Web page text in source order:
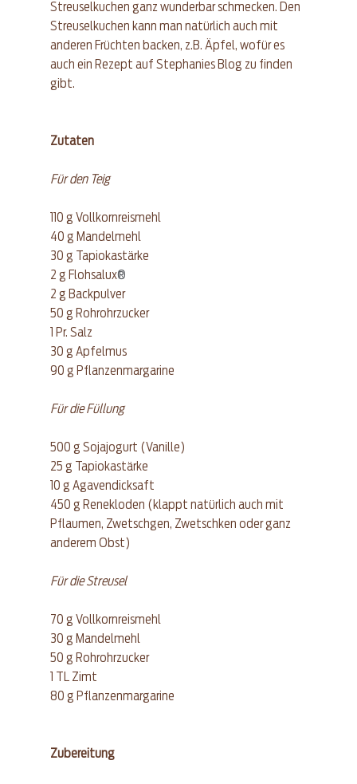
Streuselkuchen ganz wunderbar schmecken. Den
Streuselkuchen kann man natürlich auch mit
anderen Früchten backen, z.B. Äpfel, wofür es
auch ein Rezept auf Stephanies Blog zu finden
gibt.
Zutaten
Für den Teig
110 g Vollkornreismehl
40 g Mandelmehl
30 g Tapiokastärke
2 g Flohsalux®
2 g Backpulver
50 g Rohrohrzucker
1 Pr. Salz
30 g Apfelmus
90 g Pflanzenmargarine
Für die Füllung
500 g Sojajogurt (Vanille)
25 g Tapiokastärke
10 g Agavendicksaft
450 g Renekloden (klappt natürlich auch mit
Pflaumen, Zwetschgen, Zwetschken oder ganz
anderem Obst)
Für die Streusel
70 g Vollkornreismehl
30 g Mandelmehl
50 g Rohrohrzucker
1 TL Zimt
80 g Pflanzenmargarine
Zubereitung